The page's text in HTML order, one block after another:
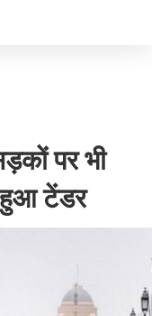
पर भी
हुआ टेंडर